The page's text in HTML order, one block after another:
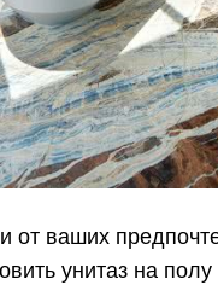
от ваших
унитаз на